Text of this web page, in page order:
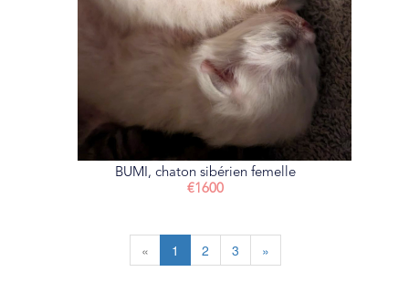
BUMI, chaton sibérien femelle
€1600
« 1 2 3 »